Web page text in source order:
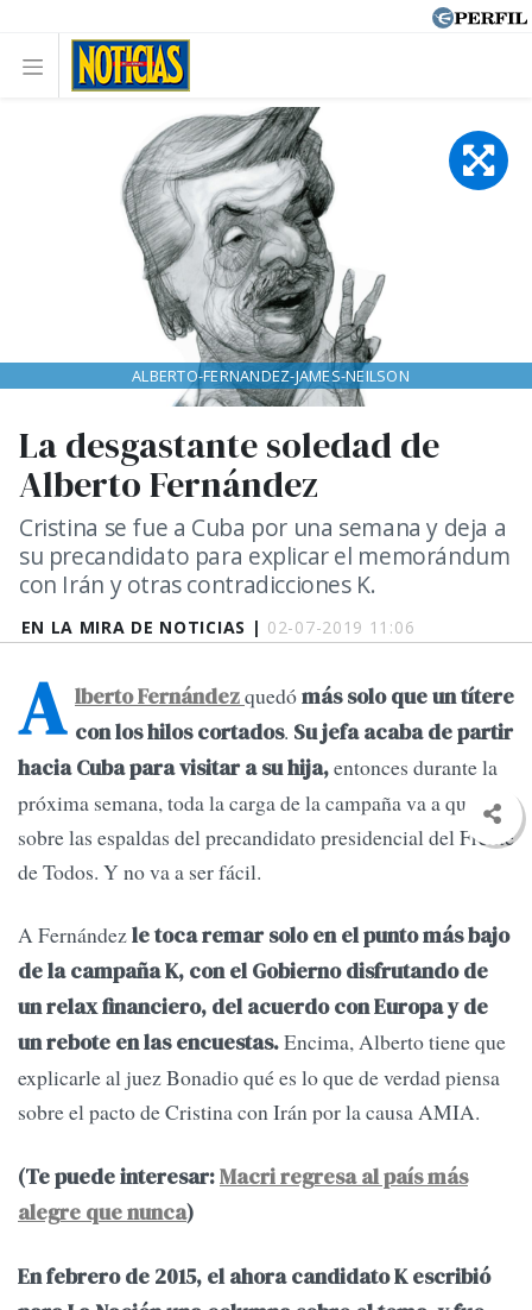
EN LA MIRA DE NOTICIAS | 02-07-2019 11:06
La desgastante soledad de
Alberto Fernández
Cristina se fue a Cuba por una semana y deja a
su precandidato para explicar el memorándum
con Irán y otras contradicciones K.
ALBERTO-FERNANDEZ-JAMES-NEILSON
A lberto Fernándezquedómás solo que un títere
con los hilos cortados. Su jefa acaba de partir
hacia Cuba para visitar a su hija,entonces durante la
próxima semana, toda la carga de la campaña va a quedar
sobre las espaldas del precandidato presidencial del Frente
de Todos. Y no va a ser fácil.
A Fernándezle toca remar solo en el punto más bajo
de la campaña K, con el Gobierno disfrutando de
un relax financiero, del acuerdo con Europa y de
un rebote en las encuestas.Encima, Alberto tiene que
explicarle al juez Bonadio qué es lo que de verdad piensa
sobre el pacto de Cristina con Irán por la causa AMIA.
(Te puede interesar:Macri regresa al país más
alegre que nunca)
En febrero de 2015, el ahora candidato K escribió